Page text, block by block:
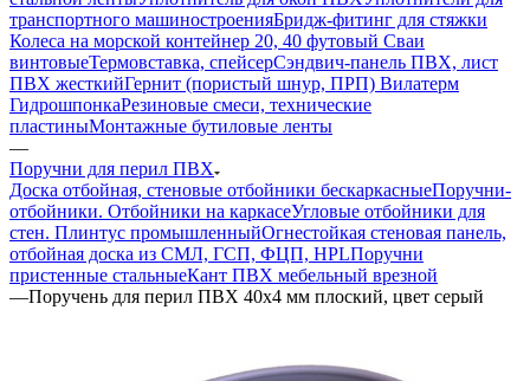
транспортного машиностроенияБридж-фитинг для стяжки
Колеса на морской контейнер 20, 40 футовый Сваи
винтовыеТермовставка, спейсерСэндвич-панель ПВХ, лист
ПВХ жесткийГернит (пористый шнур, ПРП) Вилатерм
ГидрошпонкаРезиновые смеси, технические
пластиныМонтажные бутиловые ленты
—
Поручни для перил ПВХ
Доска отбойная, стеновые отбойники бескаркасныеПоручни-
отбойники. Отбойники на каркасеУгловые отбойники для
стен. Плинтус промышленныйОгнестойкая стеновая панель,
отбойная доска из СМЛ, ГСП, ФЦП, HPLПоручни
пристенные стальныеКант ПВХ мебельный врезной
—Поручень для перил ПВХ 40х4 мм плоский, цвет серый